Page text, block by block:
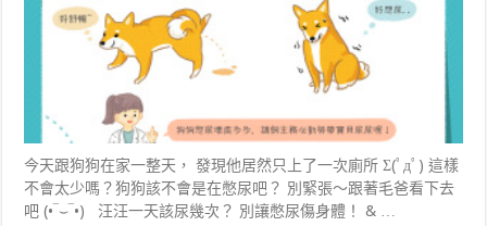
今天跟狗狗在家一整天， 發現他居然只上了一次廁所 Σ(ﾟдﾟ) 這樣
不會太少嗎？狗狗該不會是在憋尿吧？ 別緊張～跟著毛爸看下去
吧 (•‾⌣‾•) 汪汪一天該尿幾次？ 別讓憋尿傷身體！ & …